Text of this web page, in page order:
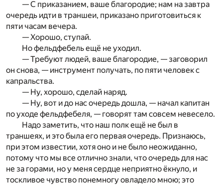
— С приказанием, ваше благородие; нам на завтра
очередь идти в траншеи, приказано приготовиться к
пяти часам вечера.
— Хорошо, ступай.
Но фельдфебель ещё не уходил.
— Требуют людей, ваше благородие, — заговорил
он снова, — инструмент получать, по пяти человек с
капральства.
— Ну, хорошо, сделай наряд.
— Ну, вот и до нас очередь дошла, — начал капитан
по уходе фельдфебеля, — говорят там совсем невесело.
Надо заметить, что наш полк ещё не был в
траншеях, и это была его первая очередь. Признаюсь,
при этом известии, хотя оно и не было неожиданно,
потому что мы все отлично знали, что очередь для нас
не за горами, но у меня сердце неприятно ёкнуло, и
тоскливое чувство понемногу овладело мною; это